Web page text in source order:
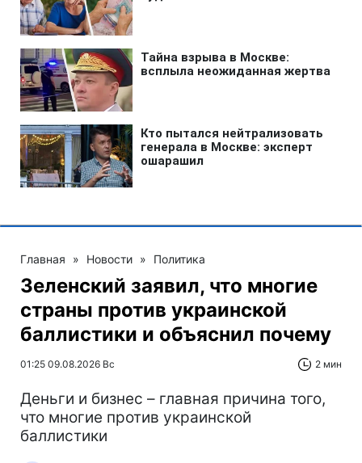
Главная » Новости » Политика
Зеленский заявил, что многие
страны против украинской
баллистики и объяснил почему
01:25 09.08.2026 Вс 2 мин
Деньги и бизнес – главная причина того,
что многие против украинской
баллистики